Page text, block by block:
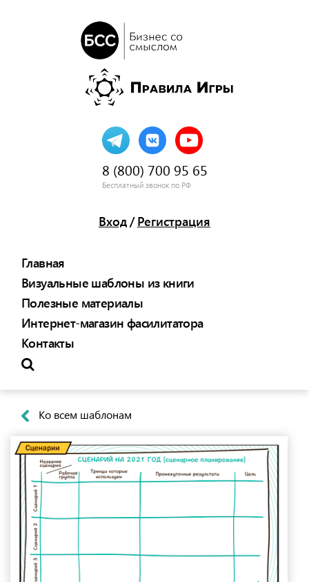
8 (800) 700 95 65
Бесплатный звонок по РФ
Вход/ Регистрация
Главная
Визуальные шаблоны из книги
Полезные материалы
Интернет-магазин фасилитатора
Контакты
Ко всем шаблонам